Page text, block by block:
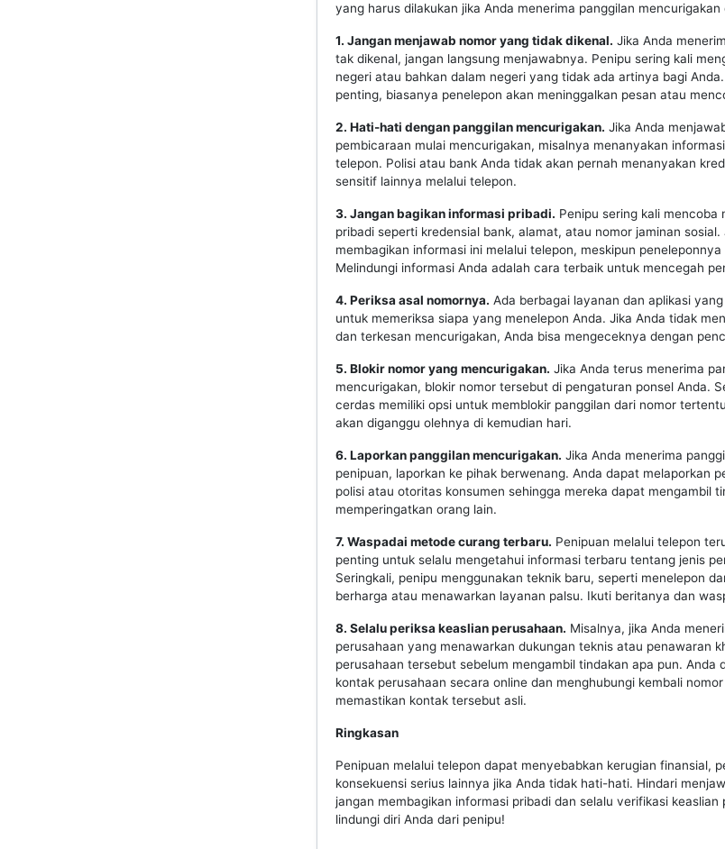
yang harus dilakukan jika Anda menerima panggilan
1. Jangan menjawab nomor yang tidak dikenal. Jika Anda
tak dikenal, jangan langsung menjawabnya. Penipu sering kali
negeri atau bahkan dalam negeri yang tidak ada artinya bagi
penting, biasanya penelepon akan meninggalkan pesan atau
2. Hati-hati dengan panggilan mencurigakan. Jika Anda
pembicaraan mulai mencurigakan, misalnya menanyakan
telepon. Polisi atau bank Anda tidak akan pernah menanyakan
sensitif lainnya melalui telepon.
3. Jangan bagikan informasi pribadi. Penipu sering kali mencoba
pribadi seperti kredensial bank, alamat, atau nomor jaminan sosial.
membagikan informasi ini melalui telepon, meskipun
Melindungi informasi Anda adalah cara terbaik untuk mencegah
4. Periksa asal nomornya. Ada berbagai layanan dan aplikasi
untuk memeriksa siapa yang menelepon Anda. Jika Anda tidak
dan terkesan mencurigakan, Anda bisa mengeceknya dengan
5. Blokir nomor yang mencurigakan. Jika Anda terus menerima
mencurigakan, blokir nomor tersebut di pengaturan ponsel Anda.
cerdas memiliki opsi untuk memblokir panggilan dari nomor
akan diganggu olehnya di kemudian hari.
6. Laporkan panggilan mencurigakan. Jika Anda menerima
penipuan, laporkan ke pihak berwenang. Anda dapat melaporkan
polisi atau otoritas konsumen sehingga mereka dapat mengambil
memperingatkan orang lain.
7. Waspadai metode curang terbaru. Penipuan melalui telepon
penting untuk selalu mengetahui informasi terbaru tentang jenis
Seringkali, penipu menggunakan teknik baru, seperti menelepon
berharga atau menawarkan layanan palsu. Ikuti beritanya dan
8. Selalu periksa keaslian perusahaan. Misalnya, jika Anda
perusahaan yang menawarkan dukungan teknis atau penawaran
perusahaan tersebut sebelum mengambil tindakan apa pun. Anda
kontak perusahaan secara online dan menghubungi kembali
memastikan kontak tersebut asli.
Ringkasan
Penipuan melalui telepon dapat menyebabkan kerugian finansial,
konsekuensi serius lainnya jika Anda tidak hati-hati. Hindari
jangan membagikan informasi pribadi dan selalu verifikasi keaslian
lindungi diri Anda dari penipu!